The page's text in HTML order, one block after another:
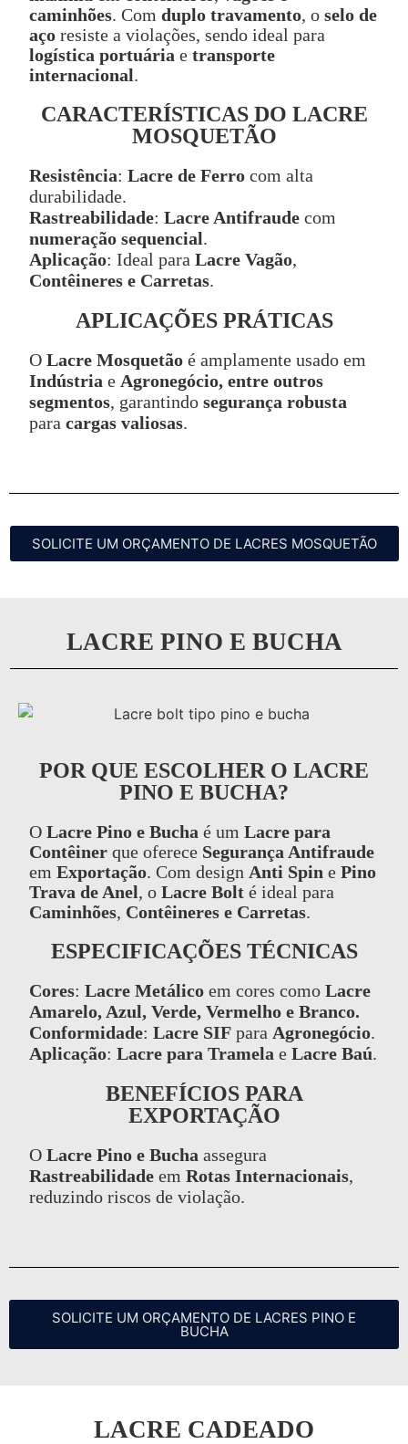
caminhões. Com duplo travamento, o selo de
aço resiste a violações, sendo ideal para
logística portuária e transporte
internacional.
CARACTERÍSTICAS DO LACRE
MOSQUETÃO
Resistência: Lacre de Ferro com alta
durabilidade.
Rastreabilidade: Lacre Antifraude com
numeração sequencial.
Aplicação: Ideal para Lacre Vagão,
Contêineres e Carretas.
APLICAÇÕES PRÁTICAS
O Lacre Mosquetão é amplamente usado em
Indústria e Agronegócio, entre outros
segmentos, garantindo segurança robusta
para cargas valiosas.
SOLICITE UM ORÇAMENTO DE LACRES MOSQUETÃO
LACRE PINO E BUCHA
POR QUE ESCOLHER O LACRE
PINO E BUCHA?
O Lacre Pino e Bucha é um Lacre para
Contêiner que oferece Segurança Antifraude
em Exportação. Com design Anti Spin e Pino
Trava de Anel, o Lacre Bolt é ideal para
Caminhões, Contêineres e Carretas.
ESPECIFICAÇÕES TÉCNICAS
Cores: Lacre Metálico em cores como Lacre
Amarelo, Azul, Verde, Vermelho e Branco.
Conformidade: Lacre SIF para Agronegócio.
Aplicação: Lacre para Tramela e Lacre Baú.
BENEFÍCIOS PARA
EXPORTAÇÃO
O Lacre Pino e Bucha assegura
Rastreabilidade em Rotas Internacionais,
reduzindo riscos de violação.
SOLICITE UM ORÇAMENTO DE LACRES PINO E
BUCHA
LACRE CADEADO